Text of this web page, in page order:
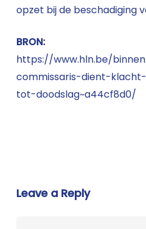
opzet bij de beschadiging
BRON:
https://www.hln.be/
commissaris-dient-
tot-doodslag~a44cf8d0/
Leave a Reply